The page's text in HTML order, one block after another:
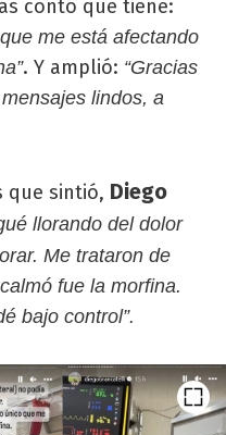
contó que tiene:
me está afectando
. Y amplió: “Gracias
lindos, a
que sintió, Diego
llorando del dolor
Me trataron de
fue la morfina.
bajo control”.